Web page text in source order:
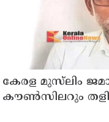
കേരള മുസ്‌ലിം
കൗൺസിലറും